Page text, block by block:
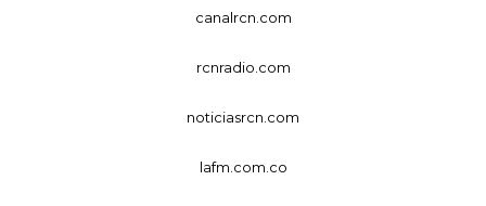
canalrcn.com
rcnradio.com
noticiasrcn.com
lafm.com.co